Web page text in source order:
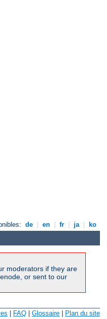
de en fr ja ko
moderators if they are
or sent to our
FAQ Glossaire Plan du site